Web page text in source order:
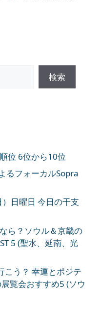
検索
位 6位から10位
るフォーカルSopra
日曜日 今日の干支
ら？ソウル＆京畿の
5 (聖水、延南、光
こう？ 幸運とポジテ
覧会おすすめ5 (ソウ